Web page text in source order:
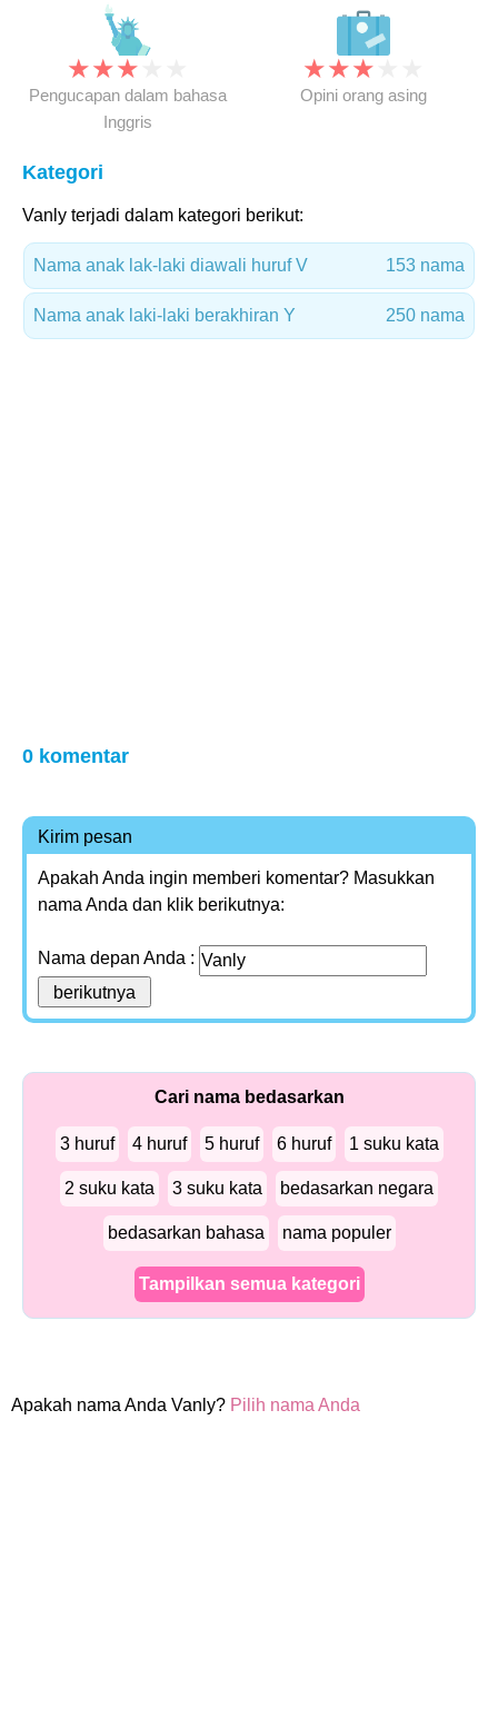
★★★
Pengucapan dalam bahasa
Inggris
★★★
Opini orang asing
Kategori
Vanly terjadi dalam kategori berikut:
Nama anak lak-laki diawali huruf V 153 nama
Nama anak laki-laki berakhiran Y 250 nama
0 komentar
Kirim pesan
Apakah Anda ingin memberi komentar? Masukkan
nama Anda dan klik berikutnya:
Nama depan Anda :
Cari nama bedasarkan
3 huruf 4 huruf 5 huruf 6 huruf 1 suku kata
2 suku kata 3 suku kata bedasarkan negara
bedasarkan bahasa nama populer
Tampilkan semua kategori
Apakah nama Anda Vanly? Pilih nama Anda